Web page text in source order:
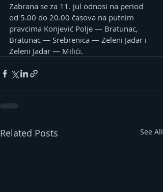
Zabrana se za 11. jul odnosi na period
od 5.00 do 20.00 časova na putnim
pravcima Konjević Polje — Bratunac,
Bratunac — Srebrenica — Zeleni Jadar i
Zeleni Jadar — Milići.
Related Posts See All